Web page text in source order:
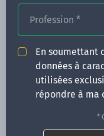
Profession *
En soumettant
données à
utilisées
répondre à ma
*
ACTUALITÉS
INFOS PRATIQUES
Qui sommes-nous ?